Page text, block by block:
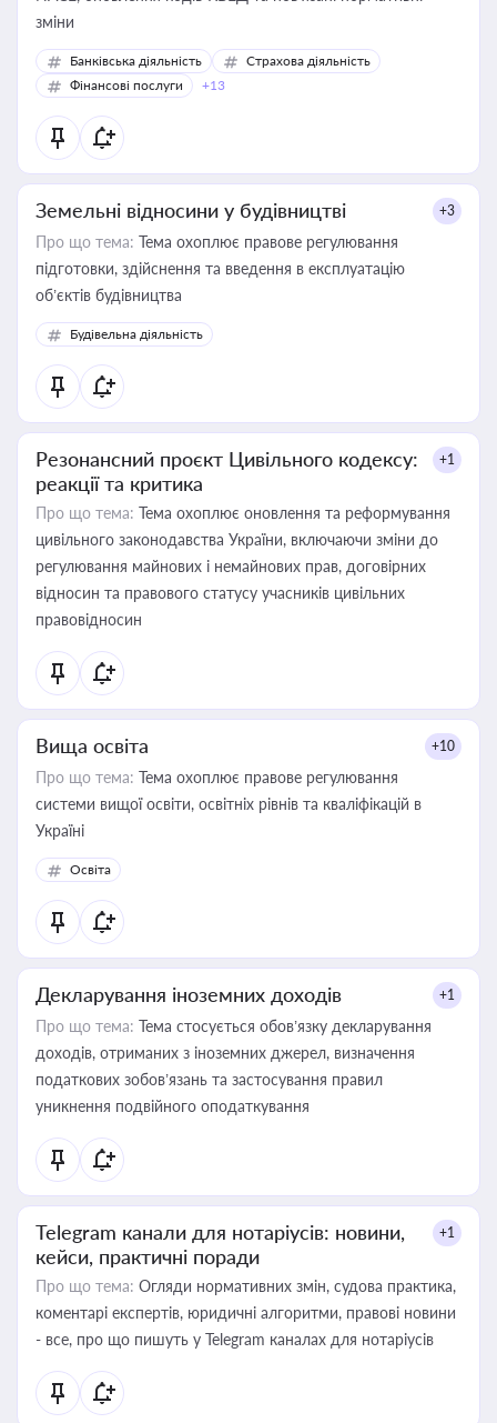
зміни
Банківська діяльність
Страхова діяльність
Фінансові послуги
+13
Земельні відносини у будівництві +3
Про що тема: Тема охоплює правове регулювання
підготовки, здійснення та введення в експлуатацію
об’єктів будівництва
Будівельна діяльність
Резонансний проєкт Цивільного кодексу:
реакції та критика
+1
Про що тема: Тема охоплює оновлення та реформування
цивільного законодавства України, включаючи зміни до
регулювання майнових і немайнових прав, договірних
відносин та правового статусу учасників цивільних
правовідносин
Вища освіта +10
Про що тема: Тема охоплює правове регулювання
системи вищої освіти, освітніх рівнів та кваліфікацій в
Україні
Освіта
Декларування іноземних доходів +1
Про що тема: Тема стосується обов’язку декларування
доходів, отриманих з іноземних джерел, визначення
податкових зобов’язань та застосування правил
уникнення подвійного оподаткування
Telegram канали для нотаріусів: новини,
кейси, практичні поради
+1
Про що тема: Огляди нормативних змін, судова практика,
коментарі експертів, юридичні алгоритми, правові новини
- все, про що пишуть у Telegram каналах для нотаріусів